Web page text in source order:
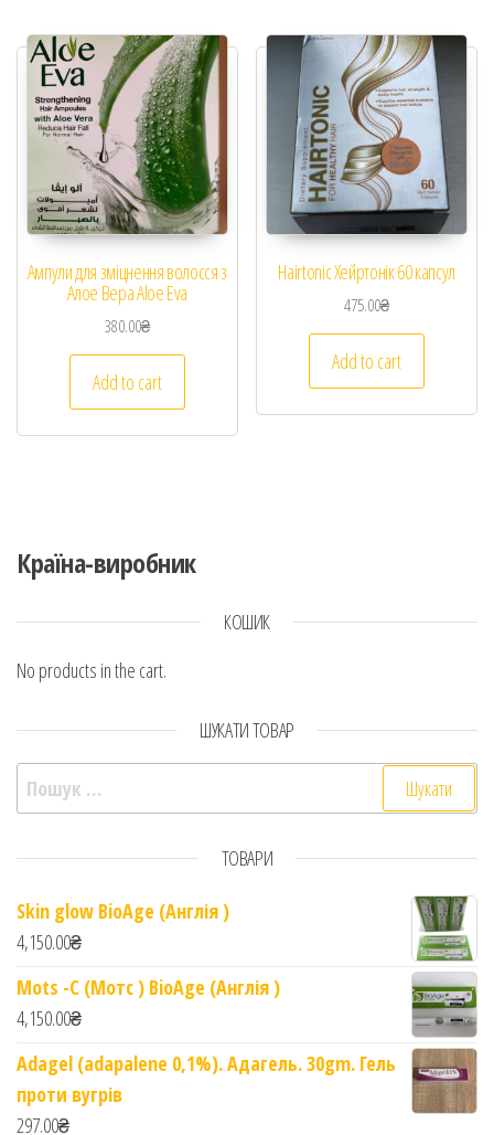
Ампули для зміцнення волосся з
Алое Вера Aloe Eva
380.00₴
Add to cart
Hairtonic Хейртонік 60 капсул
475.00₴
Add to cart
Країна-виробник
КОШИК
No products in the cart.
ШУКАТИ ТОВАР
Пошук:
ТОВАРИ
Skin glow BioAge (Англія )
4,150.00₴
Mots -C (Мотс ) BioAge (Англія )
4,150.00₴
Adagel (adapalene 0,1%). Адагель. 30gm. Гель
проти вугрів
297.00₴